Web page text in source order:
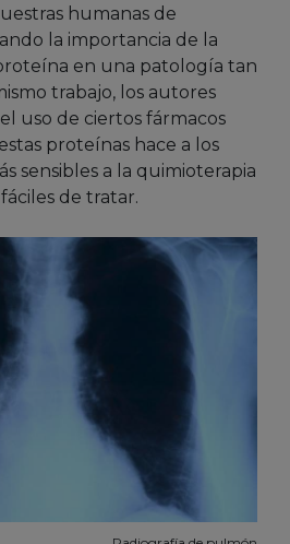
humanas de
la importancia de la
en una patología tan
trabajo, los autores
uso de ciertos fármacos
proteínas hace a los
sensibles a la quimioterapia
de tratar.